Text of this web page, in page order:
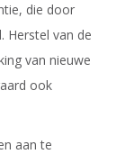
die door
Herstel van de
van nieuwe
ook
aan te